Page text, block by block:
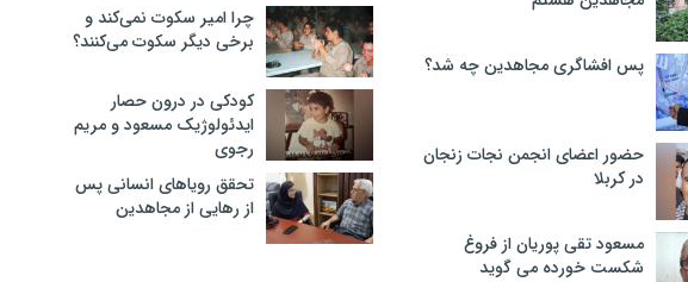
پس افشاگری مجاهدین چه شد؟
حضور اعضای انجمن نجات زنجان
در کربلا
مسعود تقی پوریان از فروغ
شکست خورده می گوید
چرا امیر سکوت نمی‌کند و
برخی دیگر سکوت می‌کنند؟
کودکی در درون حصار
ایدئولوژیک مسعود و مریم
رجوی
تحقق رویاهای انسانی پس
از رهایی از مجاهدین